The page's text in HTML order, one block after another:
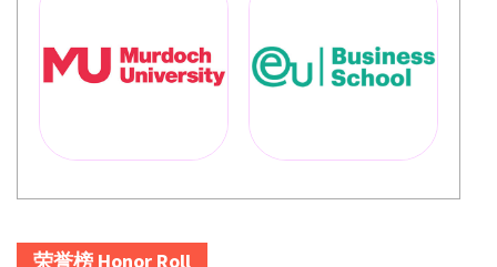
荣誉榜 Honor Roll